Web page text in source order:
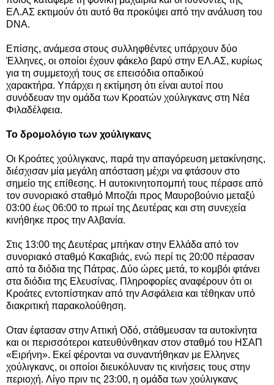
ΕΛ.ΑΣ εκτιμούν ότι αυτό θα προκύψει από την ανάλυση του
DNA.
Επίσης, ανάμεσα στους συλληφθέντες υπάρχουν δύο
Έλληνες, οι οποίοι έχουν φάκελο βαρύ στην ΕΛ.ΑΣ, κυρίως
για τη συμμετοχή τους σε επεισόδια οπαδικού
χαρακτήρα. Υπάρχει η εκτίμηση ότι είναι αυτοί που
συνόδευαν την ομάδα των Κροατών χούλιγκανς στη Νέα
Φιλαδέλφεια.
Το δρομολόγιο των χούλιγκανς
Οι Κροάτες χούλιγκανς, παρά την απαγόρευση μετακίνησης,
διέσχισαν μία μεγάλη απόσταση μέχρι να φτάσουν στο
σημείο της επίθεσης. Η αυτοκινητοπομπή τους πέρασε από
τον συνοριακό σταθμό Μποζάι προς Μαυροβούνιο μεταξύ
03:00 έως 06:00 το πρωί της Δευτέρας και στη συνεχεία
κινήθηκε προς την Αλβανία.
Στις 13:00 της Δευτέρας μπήκαν στην Ελλάδα από τον
συνοριακό σταθμό Κακαβιάς, ενώ περί τις 20:00 πέρασαν
από τα διόδια της Πάτρας. Δύο ώρες μετά, το κομβόι φτάνει
στα διόδια της Ελευσίνας. Πληροφορίες αναφέρουν ότι οι
Κροάτες εντοπίστηκαν από την Ασφάλεια και τέθηκαν υπό
διακριτική παρακολούθηση.
Οταν έφτασαν στην Αττική Οδό, στάθμευσαν τα αυτοκίνητα
και οι περισσότεροι κατευθύνθηκαν στον σταθμό του ΗΣΑΠ
«Ειρήνη». Εκεί φέρονται να συναντήθηκαν με Ελληνες
χούλιγκανς, οι οποίοι διευκόλυναν τις κινήσεις τους στην
περιοχή. Λίγο πριν τις 23:00, η ομάδα των χούλιγκανς